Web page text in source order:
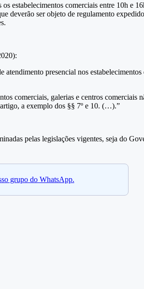
estabelecimentos comerciais entre 10h e
deverão ser objeto de regulamento
presencial nos
comerciais, galerias e centros comerciais
a exemplo dos §§ 7º e 10. (…).”
pelas legislações vigentes, seja do
grupo do WhatsApp.